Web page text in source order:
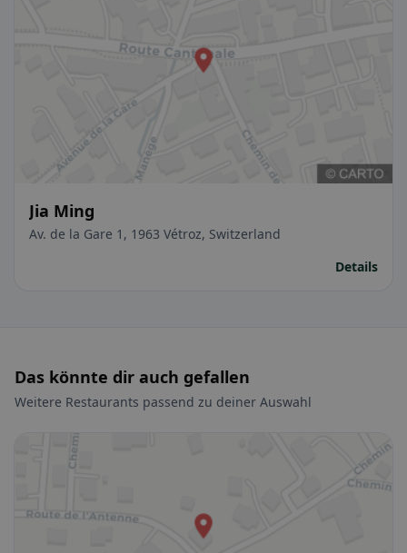
Jia Ming
Av. de la Gare 1, 1963 Vétroz, Switzerland
Details
Das könnte dir auch gefallen
Weitere Restaurants passend zu deiner Auswahl